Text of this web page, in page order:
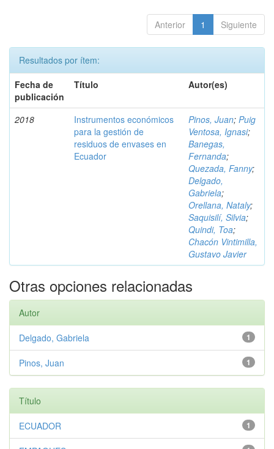
Anterior 1 Siguiente
Resultados por ítem:
Fecha de
publicación
Título Autor(es)
2018
Instrumentos económicos
para la gestión de
residuos de envases en
Ecuador
Pinos, Juan; Puig
Ventosa, Ignasi;
Banegas,
Fernanda;
Quezada, Fanny;
Delgado,
Gabriela;
Orellana, Nataly;
Saquisilí, Silvia;
Quindi, Toa;
Chacón Vintimilla,
Gustavo Javier
Otras opciones relacionadas
Autor
1
Delgado, Gabriela
1
Pinos, Juan
Título
1
ECUADOR